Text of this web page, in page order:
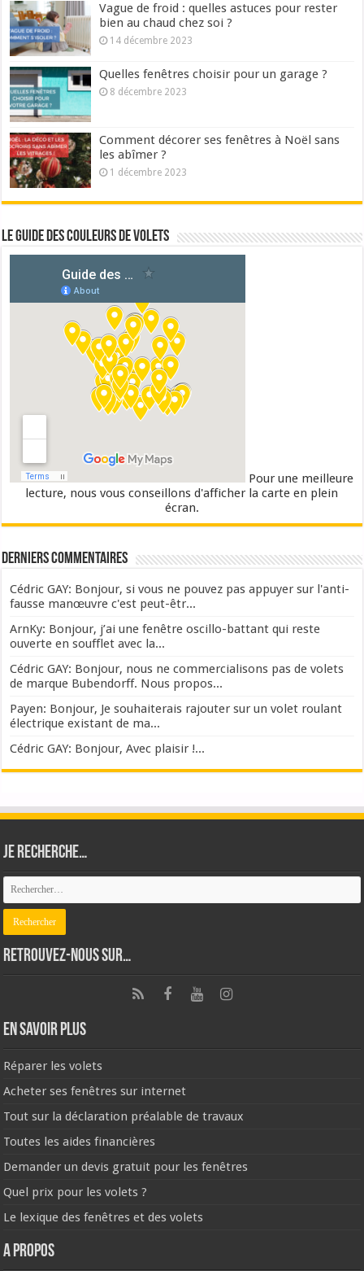
Vague de froid : quelles astuces pour rester
bien au chaud chez soi ?
14 décembre 2023
Quelles fenêtres choisir pour un garage ?
8 décembre 2023
Comment décorer ses fenêtres à Noël sans
les abîmer ?
1 décembre 2023
Le guide des couleurs de volets
Pour une meilleure
lecture, nous vous conseillons d'afficher la carte en plein
écran.
Derniers commentaires
Cédric GAY: Bonjour, si vous ne pouvez pas appuyer sur l'anti-
fausse manœuvre c'est peut-êtr...
ArnKy: Bonjour, j’ai une fenêtre oscillo-battant qui reste
ouverte en soufflet avec la...
Cédric GAY: Bonjour, nous ne commercialisons pas de volets
de marque Bubendorff. Nous propos...
Payen: Bonjour, Je souhaiterais rajouter sur un volet roulant
électrique existant de ma...
Cédric GAY: Bonjour, Avec plaisir !...
Je recherche…
Retrouvez-nous sur…
En savoir plus
Réparer les volets
Acheter ses fenêtres sur internet
Tout sur la déclaration préalable de travaux
Toutes les aides financières
Demander un devis gratuit pour les fenêtres
Quel prix pour les volets ?
Le lexique des fenêtres et des volets
A propos